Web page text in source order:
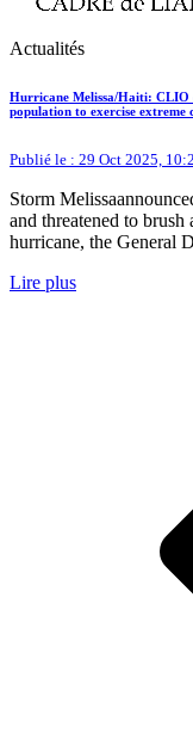
Actualités
Hurricane Melissa/Haiti: CLIO
population to exercise extreme
Publié le : 29 Oct 2025,
Storm
and threatened to
hurricane, the General
Lire plus